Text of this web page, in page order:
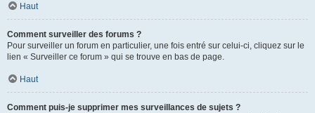
Haut
Comment surveiller des forums ?
Pour surveiller un forum en particulier, une fois entré sur celui-ci, cliquez sur le
lien « Surveiller ce forum » qui se trouve en bas de page.
Haut
Comment puis-je supprimer mes surveillances de sujets ?